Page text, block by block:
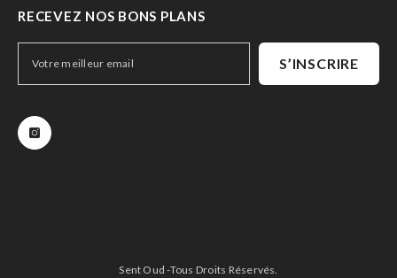
RECEVEZ NOS BONS PLANS
S’INSCRIRE
Sent Oud -Tous Droits Réservés.